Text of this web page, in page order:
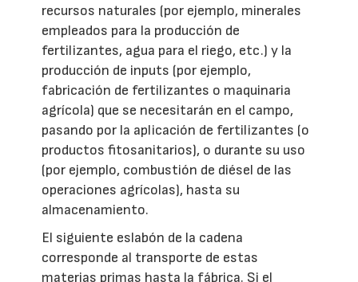
recursos naturales (por ejemplo, minerales
empleados para la producción de
fertilizantes, agua para el riego, etc.) y la
producción de inputs (por ejemplo,
fabricación de fertilizantes o maquinaria
agrícola) que se necesitarán en el campo,
pasando por la aplicación de fertilizantes (o
productos fitosanitarios), o durante su uso
(por ejemplo, combustión de diésel de las
operaciones agrícolas), hasta su
almacenamiento.
El siguiente eslabón de la cadena
corresponde al transporte de estas
materias primas hasta la fábrica. Si el